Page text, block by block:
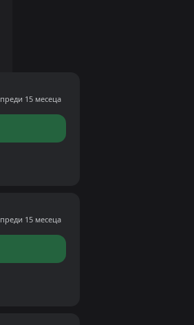
преди 15 месеца
преди 15 месеца